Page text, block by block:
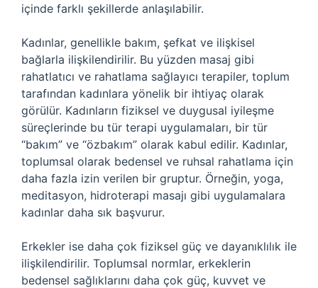
içinde farklı şekillerde anlaşılabilir.
Kadınlar, genellikle bakım, şefkat ve ilişkisel
bağlarla ilişkilendirilir. Bu yüzden masaj gibi
rahatlatıcı ve rahatlama sağlayıcı terapiler, toplum
tarafından kadınlara yönelik bir ihtiyaç olarak
görülür. Kadınların fiziksel ve duygusal iyileşme
süreçlerinde bu tür terapi uygulamaları, bir tür
“bakım” ve “özbakım” olarak kabul edilir. Kadınlar,
toplumsal olarak bedensel ve ruhsal rahatlama için
daha fazla izin verilen bir gruptur. Örneğin, yoga,
meditasyon, hidroterapi masajı gibi uygulamalara
kadınlar daha sık başvurur.
Erkekler ise daha çok fiziksel güç ve dayanıklılık ile
ilişkilendirilir. Toplumsal normlar, erkeklerin
bedensel sağlıklarını daha çok güç, kuvvet ve